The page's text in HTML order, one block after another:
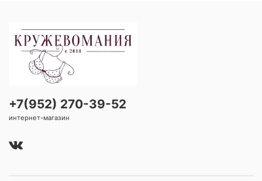
+7(952) 270-39-52
интернет-магазин